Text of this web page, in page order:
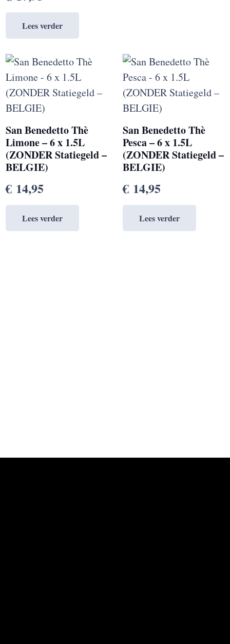
Lees verder
San Benedetto Thè
Limone – 6 x 1.5L
(ZONDER Statiegeld –
BELGIE)
€ 14,95
Lees verder
San Benedetto Thè
Pesca – 6 x 1.5L
(ZONDER Statiegeld –
BELGIE)
€ 14,95
Lees verder